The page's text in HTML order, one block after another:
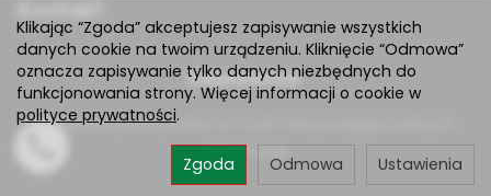
Newsletter
Zarejestruj swój adres e-mail i nie przegap żadnych
informacji!
Klikając “Zgoda” akceptujesz zapisywanie wszystkich
danych cookie na twoim urządzeniu. Kliknięcie “Odmowa”
oznacza zapisywanie tylko danych niezbędnych do
funkcjonowania strony. Więcej informacji o cookie w
polityce prywatności.
Ustawienia
Odmowa
Zgoda